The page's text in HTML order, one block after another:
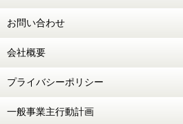
お問い合わせ
会社概要
プライバシーポリシー
一般事業主行動計画